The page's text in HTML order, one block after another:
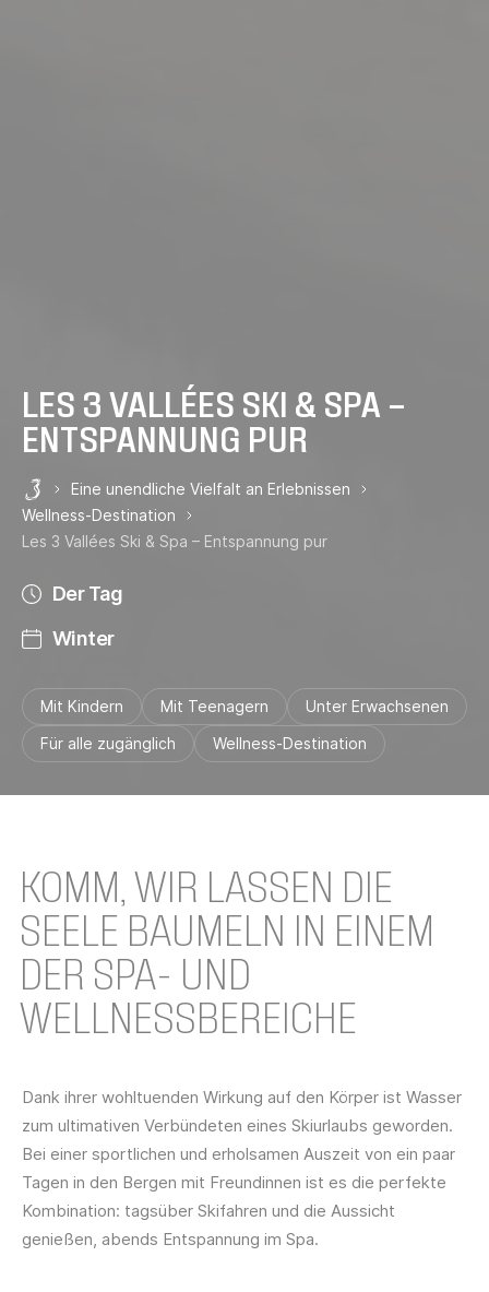
LES 3 VALLÉES SKI & SPA –
ENTSPANNUNG PUR
Les 3 Vallées
Eine unendliche Vielfalt an Erlebnissen
Wellness-Destination
Les 3 Vallées Ski & Spa – Entspannung pur
Der Tag
Winter
Mit Kindern Mit Teenagern
Unter Erwachsenen
Für alle zugänglich
Wellness-Destination
KOMM, WIR LASSEN DIE
SEELE BAUMELN IN EINEM
DER SPA- UND
WELLNESSBEREICHE
Dank ihrer wohltuenden Wirkung auf den Körper ist Wasser
zum ultimativen Verbündeten eines Skiurlaubs geworden.
Bei einer sportlichen und erholsamen Auszeit von ein paar
Tagen in den Bergen mit Freundinnen ist es die perfekte
Kombination: tagsüber Skifahren und die Aussicht
genießen, abends Entspannung im Spa.